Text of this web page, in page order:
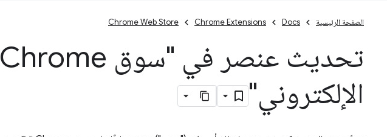
الصفحة الرئيسية Docs
Chrome Extensions
Chrome Web Store
تحديث عنصر في "سوق Chrome
الإلكتروني"